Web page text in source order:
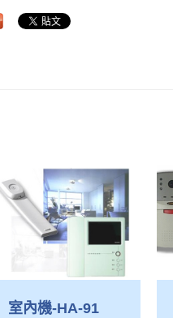
室內機-HA-91